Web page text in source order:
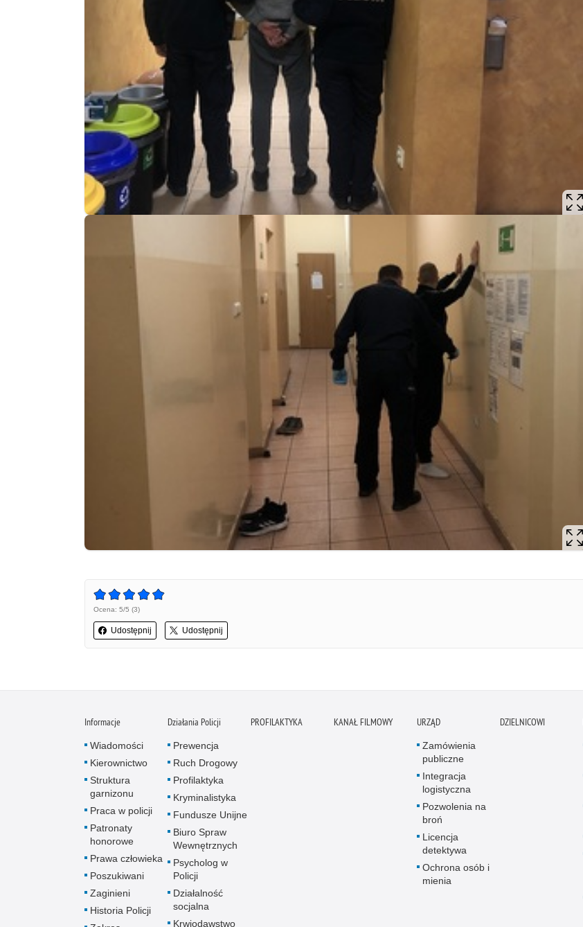
Ocena: 5/5 (3)
Udostępnij Udostępnij
Informacje
Wiadomości
Kierownictwo
Struktura
garnizonu
Praca w policji
Patronaty
honorowe
Prawa człowieka
Poszukiwani
Zaginieni
Historia Policji
Działania Policji
Prewencja
Ruch Drogowy
Profilaktyka
Kryminalistyka
Fundusze Unijne
Biuro Spraw
Wewnętrznych
Psycholog w
Policji
Działalność
socjalna
Krwiodawstwo
PROFILAKTYKA KANAŁ FILMOWY URZĄD
Zamówienia
publiczne
Integracja
logistyczna
Pozwolenia na
broń
Licencja
detektywa
Ochrona osób i
mienia
DZIELNICOWI